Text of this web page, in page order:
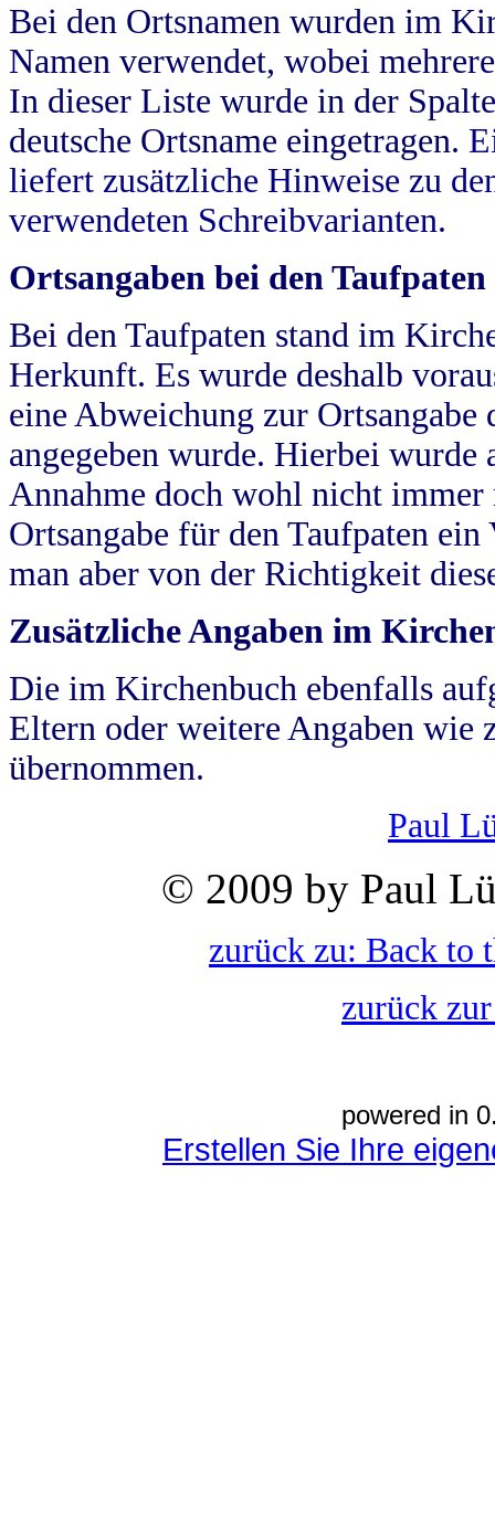
Bei den Ortsnamen wurden im
Namen verwendet, wobei
In dieser Liste wurde in der
deutsche Ortsname eingetragen.
liefert zusätzliche Hinweise zu
verwendeten Schreibvarianten.
Ortsangaben bei den Taufpaten
Bei den Taufpaten stand im
Herkunft. Es wurde deshalb
eine Abweichung zur
angegeben wurde. Hierbei wurde
Annahme doch wohl nicht
Ortsangabe für den Taufpaten
man aber von der Richtigkeit
Zusätzliche Angaben im
Die im Kirchenbuch ebenfalls
Eltern oder weitere Angaben wie
übernommen.
Paul
© 2009 by Paul
zurück zu: Back to
zurück
powered in
Erstellen Sie Ihre